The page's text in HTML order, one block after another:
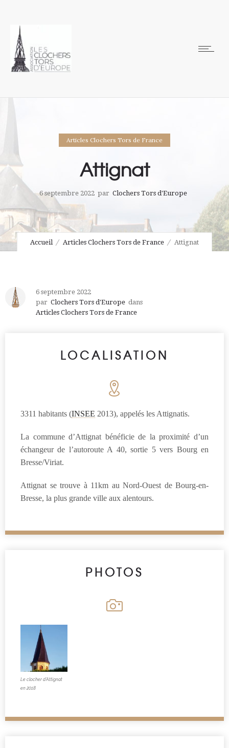
Articles Clochers Tors de France
Attignat
6 septembre 2022 par Clochers Tors d'Europe
Accueil Articles Clochers Tors de France Attignat
6 septembre 2022
par Clochers Tors d'Europe dans
Articles Clochers Tors de France
LOCALISATION
3311 habitants (INSEE 2013), appelés les Attignatis.
La commune d’Attignat bénéficie de la proximité d’un
échangeur de l’autoroute A 40, sortie 5 vers Bourg en
Bresse/Viriat.
Attignat se trouve à 11km au Nord-Ouest de Bourg-en-
Bresse, la plus grande ville aux alentours.
PHOTOS
Le clocher d’Attignat
en 2018